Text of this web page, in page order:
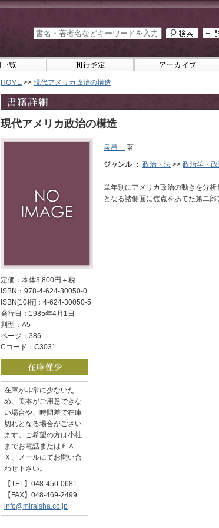
HOME >> 現代アメリカ政治の構造
現代アメリカ政治の構造
定価：本体3,800円＋税
ISBN：978-4-624-30050-0
ISBN[10桁]：4-624-30050-5
発行日：1985年4月1日
判型：A5
ページ：386
Cコード：C3031
在庫が非常に少ないた
め、美本がご用意できな
い場合や、時間差で在庫
切れとなる場合がござい
ます。ご希望の方は小社
までお電話またはＦＡ
Ｘ、メールにてお問い合
わせ下さい。
【TEL】048-450-0681
【FAX】048-469-2499
info@miraisha.co.jp
泉昌一 著
ジャンル ： 政治・法 >> 政治学・
単年別にアメリカ政治の動きを分
となる諸側面に焦点をあてた第二